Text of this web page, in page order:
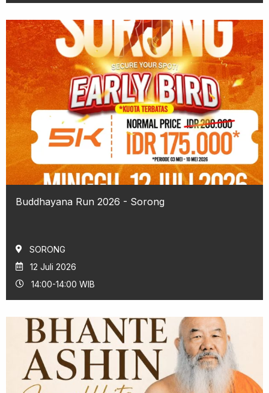
Buddhayana Run 2026 - Sorong
SORONG
12 Juli 2026
14:00-14:00 WIB